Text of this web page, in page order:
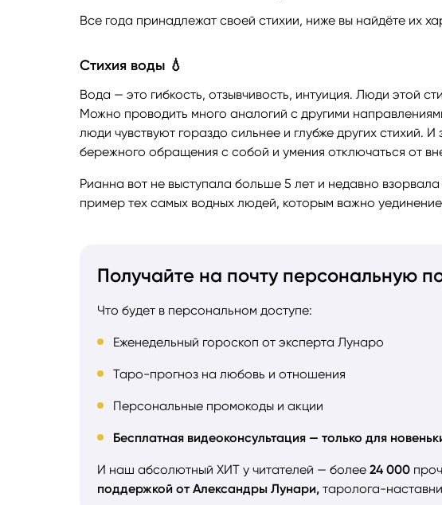
Все года принадлежат своей стихии, ниже вы найдёте их
Стихия воды 💧
Вода — это гибкость, отзывчивость, интуиция. Люди этой
Можно проводить много аналогий с другими
люди чувствуют гораздо сильнее и глубже других стихий. И
бережного обращения с собой и умения отключаться от
Рианна вот не выступала больше 5 лет и недавно
пример тех самых водных людей, которым важно
Получайте на почту персональную
Что будет в персональном доступе:
Еженедельный гороскоп от эксперта Лунаро
Таро-прогноз на любовь и отношения
Персональные промокоды и акции
Бесплатная видеоконсультация — только для
И наш абсолютный ХИТ у читателей — более 24 000
поддержкой от Александры Лунари, таролога-